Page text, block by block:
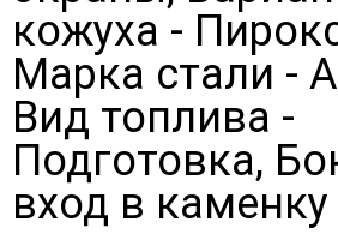
кожуха -
Марка стали -
Вид топлива -
Подготовка,
вход в